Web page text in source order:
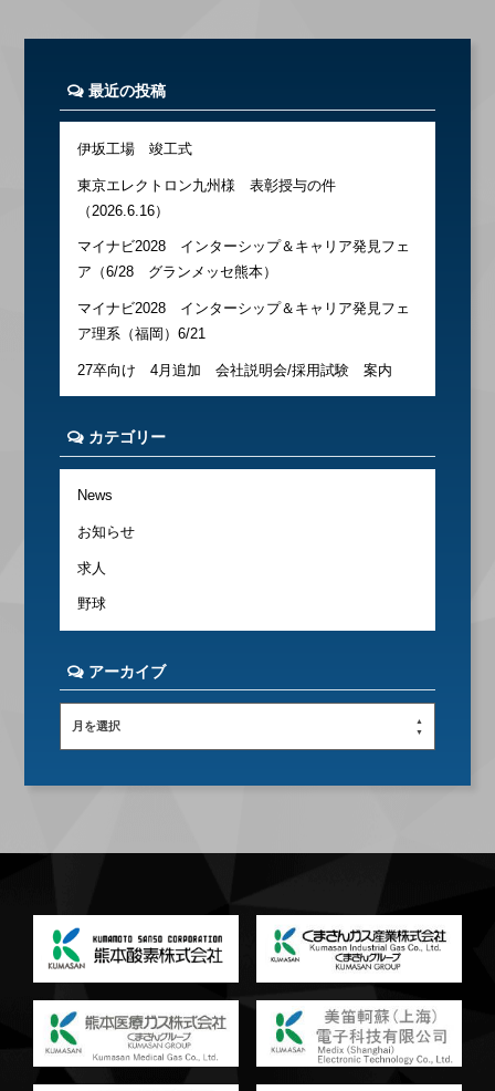
最近の投稿
伊坂工場 竣工式
東京エレクトロン九州様 表彰授与の件
（2026.6.16）
マイナビ2028 インターシップ＆キャリア発見フェ
ア（6/28 グランメッセ熊本）
マイナビ2028 インターシップ＆キャリア発見フェ
ア理系（福岡）6/21
27卒向け 4月追加 会社説明会/採用試験 案内
カテゴリー
News
お知らせ
求人
野球
アーカイブ
月を選択